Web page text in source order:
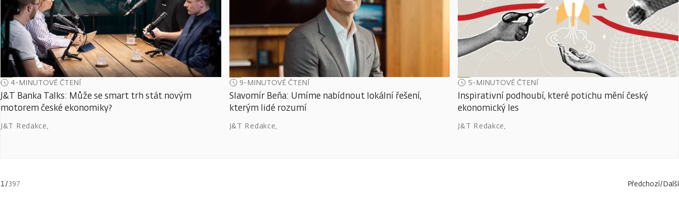
4-MINUTOVÉ ČTENÍ
J&T Banka Talks: Může se smart trh stát novým
motorem české ekonomiky?
J&T Redakce,
9-MINUTOVÉ ČTENÍ
Slavomír Beňa: Umíme nabídnout lokální řešení,
kterým lidé rozumí
J&T Redakce,
5-MINUTOVÉ ČTENÍ
Inspirativní podhoubí, které potichu mění český
ekonomický les
J&T Redakce,
1/397 Předchozí/Další